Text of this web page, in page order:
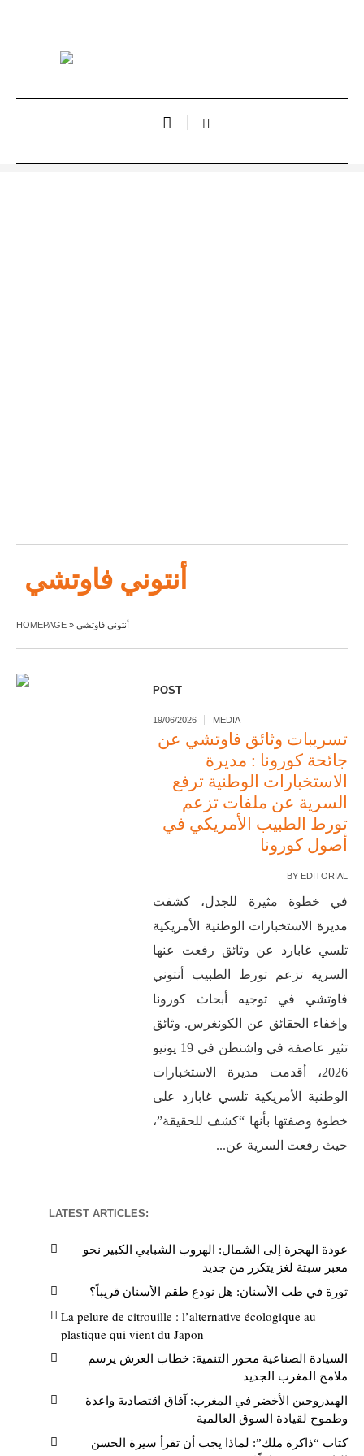
أنتوني فاوتشي
HOMEPAGE » أنتوني فاوتشي
POST
19/06/2026 MEDIA
تسريبات وثائق فاوتشي عن
جائحة كورونا : مديرة
الاستخبارات الوطنية ترفع
السرية عن ملفات تزعم
تورط الطبيب الأمريكي في
أصول كورونا
BY EDITORIAL
في خطوة مثيرة للجدل، كشفت
مديرة الاستخبارات الوطنية الأمريكية
تلسي غابارد عن وثائق رفعت عنها
السرية تزعم تورط الطبيب أنتوني
فاوتشي في توجيه أبحاث كورونا
وإخفاء الحقائق عن الكونغرس. وثائق
تثير عاصفة في واشنطن في 19 يونيو
2026، أقدمت مديرة الاستخبارات
الوطنية الأمريكية تلسي غابارد على
خطوة وصفتها بأنها “كشف للحقيقة”،
حيث رفعت السرية عن...
LATEST ARTICLES:
عودة الهجرة إلى الشمال: الهروب الشبابي الكبير نحو
معبر سبتة لغز يتكرر من جديد
ثورة في طب الأسنان: هل نودع طقم الأسنان قريباً؟
La pelure de citrouille : l’alternative écologique au
plastique qui vient du Japon
السيادة الصناعية محور التنمية: خطاب العرش يرسم
ملامح المغرب الجديد
الهيدروجين الأخضر في المغرب: آفاق اقتصادية واعدة
وطموح لقيادة السوق العالمية
كتاب “ذاكرة ملك”: لماذا يجب أن تقرأ سيرة الحسن